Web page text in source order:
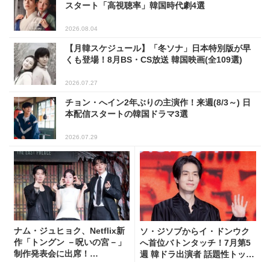
スタート「高視聴率」韓国時代劇4選
2026.08.04
【月韓スケジュール】「冬ソナ」日本特別版が早
くも登場！8月BS・CS放送 韓国映画(全109選)
2026.07.27
チョン・へイン2年ぶりの主演作！来週(8/3～) 日
本配信スタートの韓国ドラマ3選
2026.07.29
ナム・ジュヒョク、Netflix新
作「トングン －呪いの宮－」
制作発表会に出席！
ソ・ジソブからイ・ドンウク
へ首位バトンタッチ！7月第5
週 韓ドラ出演者 話題性トップ